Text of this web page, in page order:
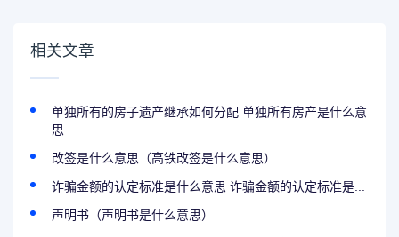
相关文章
单独所有的房子遗产继承如何分配 单独所有房产是什么意
思
改签是什么意思（高铁改签是什么意思）
诈骗金额的认定标准是什么意思 诈骗金额的认定标准是...
声明书（声明书是什么意思）